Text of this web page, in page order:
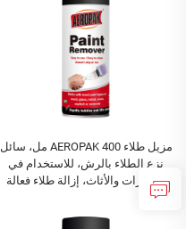
مزيل طلاء AEROPAK 400 مل، سائل
نزع الطلاء بالرش، للاستخدام في
السيارات والأثاث، إزالة طلاء فعالة